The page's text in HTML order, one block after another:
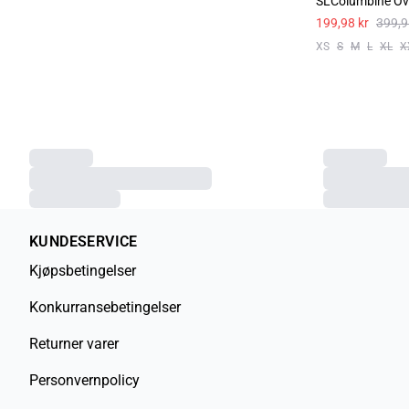
199,98 kr
XS S M L XL
KUNDESERVICE
Kjøpsbetingelser
Konkurransebetingelser
Returner varer
Personvernpolicy